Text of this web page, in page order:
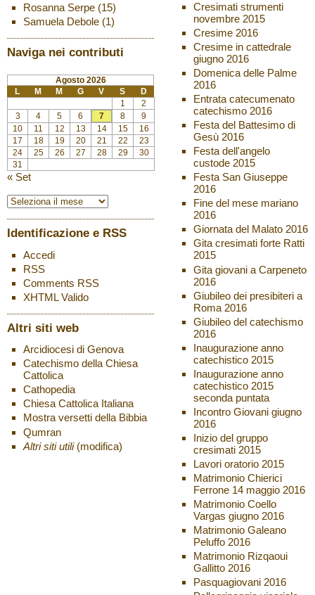
Rosanna Serpe(15)
Samuela Debole(1)
Naviga nei contributi
Agosto 2026
L
M M G V S
D
1
2
3
4 5 6 7 8
9
10
11 12 13 14 15
16
17
18 19 20 21 22
23
24
25 26 27 28 29
30
31
« Set
Identificazione e RSS
Accedi
RSS
Comments RSS
XHTMLValido
Altri siti web
Arcidiocesi di Genova
Catechismo della Chiesa
Cattolica
Cathopedia
Chiesa Cattolica Italiana
Mostra versetti della Bibbia
Qumran
Altri siti utili (modifica)
Cresimati strumenti
novembre 2015
Cresime 2016
Cresime in cattedrale
giugno 2016
Domenica delle Palme
2016
Entrata catecumenato
catechismo 2016
Festa del Battesimo di
Gesù 2016
Festa dell'angelo
custode 2015
Festa San Giuseppe
2016
Fine del mese mariano
2016
Giornata del Malato 2016
Gita cresimati forte Ratti
2015
Gita giovani a Carpeneto
2016
Giubileo dei presibiteri a
Roma 2016
Giubileo del catechismo
2016
Inaugurazione anno
catechistico 2015
Inaugurazione anno
catechistico 2015
seconda puntata
Incontro Giovani giugno
2016
Inizio del gruppo
cresimati 2015
Lavori oratorio 2015
Matrimonio Chierici
Ferrone 14 maggio 2016
Matrimonio Coello
Vargas giugno 2016
Matrimonio Galeano
Peluffo 2016
Matrimonio Rizqaoui
Gallitto 2016
Pasquagiovani 2016